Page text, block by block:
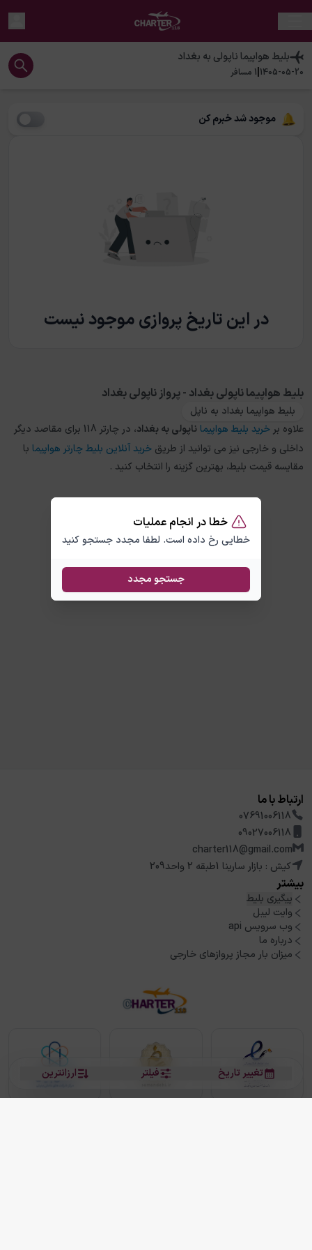
خطا در انجام عملیات
خطایی رخ داده است. لطفا مجدد جستجو کنید
جستجو مجدد
بلیط هواپیماناپولی به بغداد
1405-05-20
|
1 مسافر
موجود شد خبرم کن
در این تاریخ پروازی موجود نیست
ارزانترین فیلتر تغییر تاریخ
بلیط هواپیما ناپولی بغداد - پرواز ناپولی بغداد
بلیط هواپیما بغداد به ناپل
علاوه بر خرید بلیط هواپیما ناپولیبهبغداد
، در چارتر 118 برای مقاصد دیگر
داخلی و خارجی نیز می توانید از طریق خرید آنلاین بلیط چارتر هواپیما با
مقایسه قیمت بلیط، بهترین گزینه را انتخاب کنید .
ارتباط با ما
07691006118
09027006118
charter118@gmail.com
کیش : بازار سارینا 1طبقه 2 واحد209
بیشتر
پیگیری بلیط
وایت لیبل
وب سرویس api
درباره ما
میزان بار مجاز پروازهای خارجی